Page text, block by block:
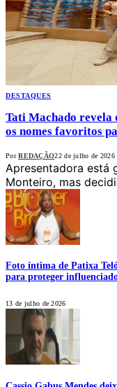
DESTAQUES
Tati Machado revela
os nomes favoritos
Por REDAÇÃO22 de julho de 2026
Apresentadora está
Monteiro, mas
Foto íntima de Patixa
para proteger
13 de julho de 2026